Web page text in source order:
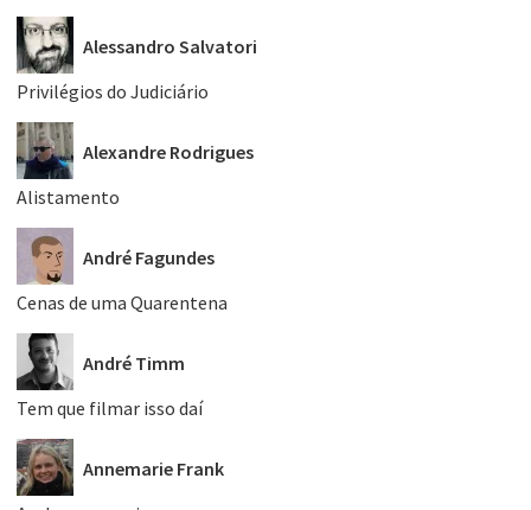
Alessandro Salvatori
Privilégios do Judiciário
Alexandre Rodrigues
Alistamento
André Fagundes
Cenas de uma Quarentena
André Timm
Tem que filmar isso daí
Annemarie Frank